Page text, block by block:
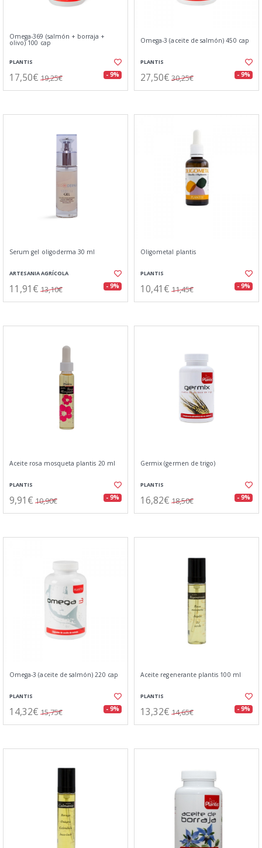
Omega-369 (salmón + borraja +
olivo) 100 cap
PLANTIS
17,50€ 19,25€ - 9%
Omega-3 (aceite de salmón) 450 cap
PLANTIS
27,50€ 30,25€ - 9%
Serum gel oligoderma 30 ml
ARTESANIA AGRÍCOLA
11,91€ 13,10€ - 9%
Oligometal plantis
PLANTIS
10,41€ 11,45€ - 9%
Aceite rosa mosqueta plantis 20 ml
PLANTIS
9,91€ 10,90€ - 9%
Germix (germen de trigo)
PLANTIS
16,82€ 18,50€ - 9%
Omega-3 (aceite de salmón) 220 cap
PLANTIS
14,32€ 15,75€ - 9%
Aceite regenerante plantis 100 ml
PLANTIS
13,32€ 14,65€ - 9%